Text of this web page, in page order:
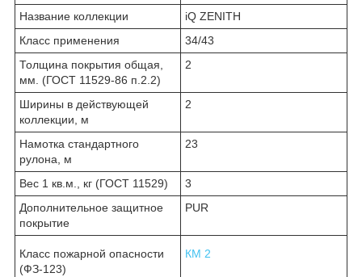
Название коллекции
iQ ZENITH
Класс применения
34/43
Толщина покрытия общая,
мм. (ГОСТ 11529-86 п.2.2)
2
Ширины в действующей
коллекции, м
2
Намотка стандартного
рулона, м
23
Вес 1 кв.м., кг (ГОСТ 11529)
3
Дополнительное защитное
покрытие
PUR
Класс пожарной опасности
(ФЗ-123)
КМ 2